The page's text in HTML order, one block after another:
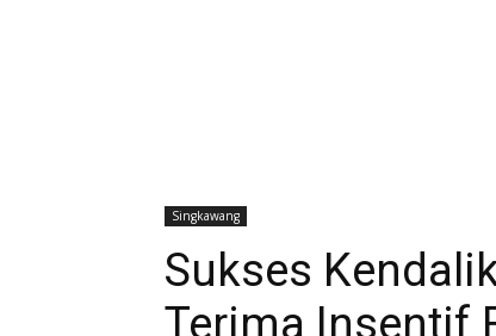
Singkawang
Sukses
Terima Insentif